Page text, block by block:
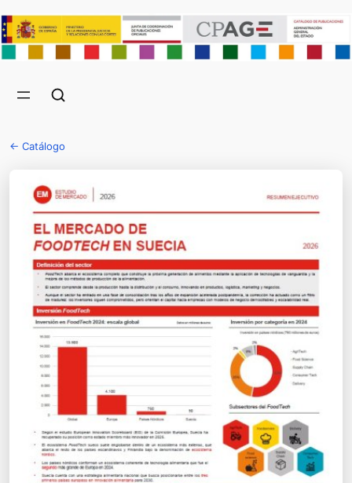
← Catálogo